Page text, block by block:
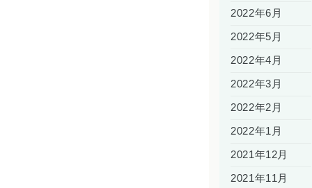
2022年6月
2022年5月
2022年4月
2022年3月
2022年2月
2022年1月
2021年12月
2021年11月